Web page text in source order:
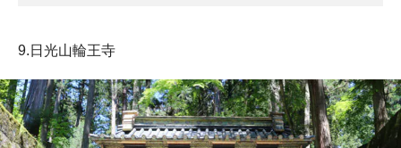
9.日光山輪王寺